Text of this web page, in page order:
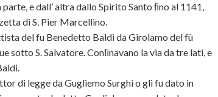
e dall’ altra dallo Spirito Santo ﬁno al 1141,
di S. Pier Marcellino.
del fu Benedetto Baldi da Girolamo del fù
sotto S. Salvatore. Conﬁnavano la via da tre lati, e
di legge da Gugliemo Surghi o gli fu dato in